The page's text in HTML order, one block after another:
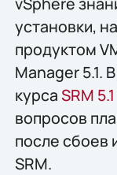
установки,
продуктом
Manager 5.1.
курсаSRM 5.1
вопросов
после сбоев
SRM.